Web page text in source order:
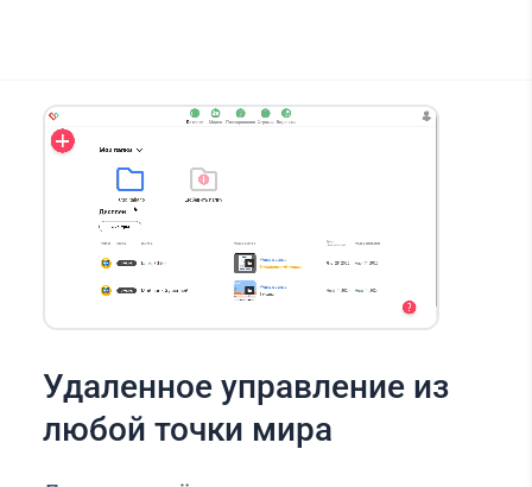
Удаленное управление из
любой точки мира